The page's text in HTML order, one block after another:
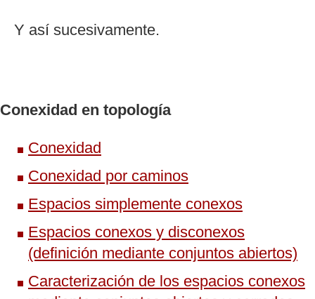
Y así sucesivamente.
Conexidad en topología
Conexidad
Conexidad por caminos
Espacios simplemente conexos
Espacios conexos y disconexos
(definición mediante conjuntos abiertos)
Caracterización de los espacios conexos